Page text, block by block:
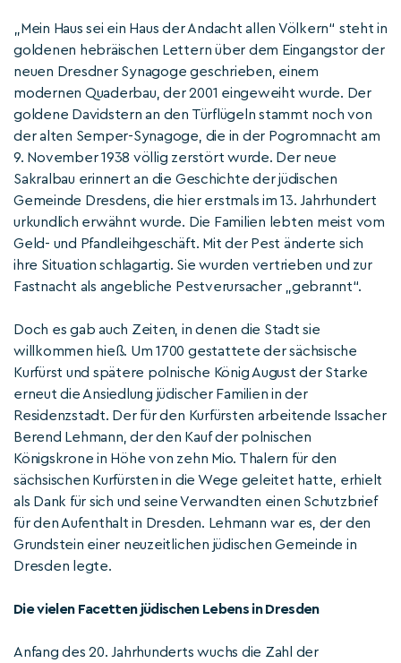
„Mein Haus sei ein Haus der Andacht allen Völkern“ steht in
goldenen hebräischen Lettern über dem Eingangstor der
neuen Dresdner Synagoge geschrieben, einem
modernen Quaderbau, der 2001 eingeweiht wurde. Der
goldene Davidstern an den Türflügeln stammt noch von
der alten Semper-Synagoge, die in der Pogromnacht am
9. November 1938 völlig zerstört wurde. Der neue
Sakralbau erinnert an die Geschichte der jüdischen
Gemeinde Dresdens, die hier erstmals im 13. Jahrhundert
urkundlich erwähnt wurde. Die Familien lebten meist vom
Geld- und Pfandleihgeschäft. Mit der Pest änderte sich
ihre Situation schlagartig. Sie wurden vertrieben und zur
Fastnacht als angebliche Pestverursacher „gebrannt“.
Doch es gab auch Zeiten, in denen die Stadt sie
willkommen hieß. Um 1700 gestattete der sächsische
Kurfürst und spätere polnische König August der Starke
erneut die Ansiedlung jüdischer Familien in der
Residenzstadt. Der für den Kurfürsten arbeitende Issacher
Berend Lehmann, der den Kauf der polnischen
Königskrone in Höhe von zehn Mio. Thalern für den
sächsischen Kurfürsten in die Wege geleitet hatte, erhielt
als Dank für sich und seine Verwandten einen Schutzbrief
für den Aufenthalt in Dresden. Lehmann war es, der den
Grundstein einer neuzeitlichen jüdischen Gemeinde in
Dresden legte.
Die vielen Facetten jüdischen Lebens in Dresden
Anfang des 20. Jahrhunderts wuchs die Zahl der